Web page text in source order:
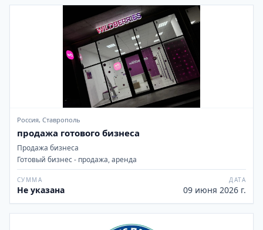
Россия, Ставрополь
продажа готового бизнеса
Продажа бизнеса
Готовый бизнес - продажа, аренда
СУММА
Не указана
ДАТА
09 июня 2026 г.